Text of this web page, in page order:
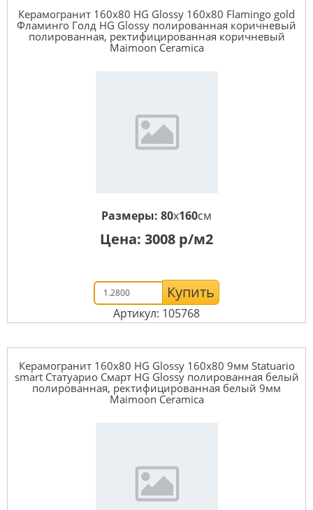
Керамогранит 160x80 HG Glossy 160x80 Flamingo gold
Фламинго Голд HG Glossy полированная коричневый
полированная, ректифицированная коричневый
Maimoon Ceramica
Размеры: 80x160см
Цена: 3008 р/м2
Купить
Артикул: 105768
Керамогранит 160x80 HG Glossy 160x80 9мм Statuario
smart Статуарио Смарт HG Glossy полированная белый
полированная, ректифицированная белый 9мм
Maimoon Ceramica